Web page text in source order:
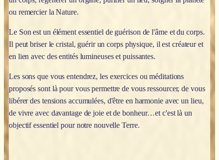
ou remercier la Nature.
Le Son est un élément essentiel de guérison de l'âme et du corps.
Il peut briser le cristal, guérir un corps physique, il est créateur et
en lien avec des entités lumineuses et puissantes.
Les sons que vous entendrez, les exercices ou méditations
proposés sont là pour vous permettre de vous ressourcer, de vous
libérer des tensions accumulées, d'être en harmonie avec un lieu,
de vivre avec davantage de joie et de bonheur…et c'est là un
objectif essentiel pour notre nouvelle Terre.